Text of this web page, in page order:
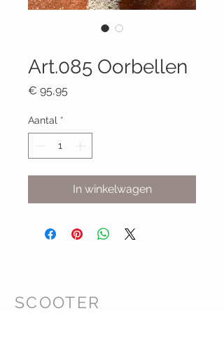
Art.085 Oorbellen
€ 95,95
Aantal *
In winkelwagen
SCOOTER